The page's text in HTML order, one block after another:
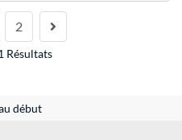
2
Résultats
début